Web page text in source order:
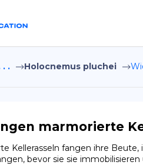
. . Holocnemus pluchei
marmorierte
Kellerasseln fangen ihre
bevor sie sie immobilisieren